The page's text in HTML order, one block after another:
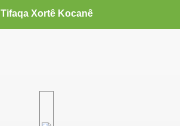
Tifaqa Xortê Kocanê